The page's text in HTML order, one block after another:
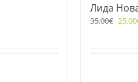
Лида
35.00€ 25.00